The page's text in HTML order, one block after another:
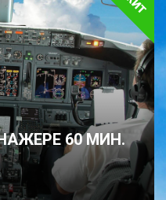
60 МИН.